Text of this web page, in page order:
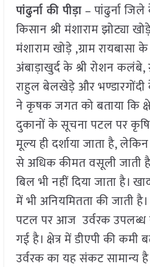
पांढुर्ना की पीड़ा– पांढुर्ना
किसान श्री मंशाराम झोट्या
मंशाराम खोड़े ,ग्राम रायबासा के
अंबाड़ाखुर्द के श्री रोशन कलंबे,
राहुल बेलखेड़े और
ने कृषक जगत को बताया कि
दुकानों के सूचना पटल पर कृषि
मूल्य ही दर्शाया जाता है,
से अधिक कीमत वसूली जाती
बिल भी नहीं दिया जाता है।
में भी अनियमितता की जाती
पटल पर आज उर्वरक उपलब्ध
गई है। क्षेत्र में डीएपी की कमी
उर्वरक का यह संकट सामान्य